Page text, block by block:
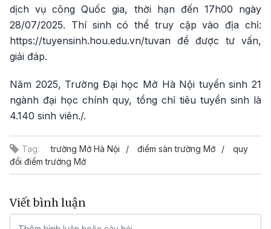
dịch vụ công Quốc gia, thời hạn đến 17h00 ngày
28/07/2025. Thí sinh có thể truy cập vào địa chỉ:
https://tuyensinh.hou.edu.vn/tuvan để được tư vấn,
giải đáp.
Năm 2025, Trường Đại học Mở Hà Nội tuyển sinh 21
ngành đại học chính quy, tổng chỉ tiêu tuyển sinh là
4.140 sinh viên./.
Tag: trường Mở Hà Nội điểm sàn trường Mở
quy
đổi điểm trường Mở
Viết bình luận